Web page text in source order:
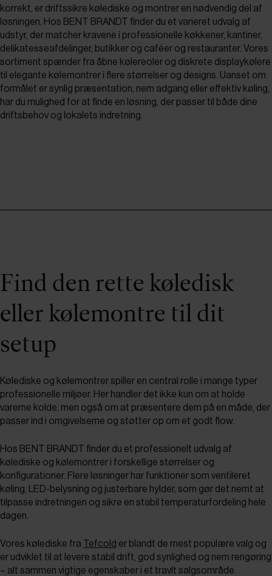
korrekt, er driftssikre kølediske og montrer en nødvendig del af
løsningen. Hos BENT BRANDT finder du et varieret udvalg af
udstyr, der matcher kravene i professionelle køkkener, kantiner,
delikatesseafdelinger, butikker og caféer og restauranter. Vores
sortiment spænder fra åbne kølereoler og diskrete displaykølere
til elegante kølemontrer i flere størrelser og designs. Uanset om
formålet er synlig præsentation, nem adgang eller effektiv køling,
har du mulighed for at finde en løsning, der passer til både dine
driftsbehov og lokalets indretning.
Find den rette køledisk
eller kølemontre til dit
setup
Kølediske og kølemontrer spiller en central rolle i mange typer
professionelle miljøer. Her handler det ikke kun om at holde
varerne kolde, men også om at præsentere dem på en måde, der
passer ind i omgivelserne og støtter op om et godt flow.
Hos BENT BRANDT finder du et professionelt udvalg af
kølediske og kølemontrer i forskellige størrelser og
konfigurationer. Flere løsninger har funktioner som ventileret
køling, LED-belysning og justerbare hylder, som gør det nemt at
tilpasse indretningen og sikre en stabil temperaturfordeling hele
dagen.
Vores kølediske fra Tefcold er blandt de mest populære valg og
er udviklet til at levere stabil drift, god synlighed og nem rengøring
– alt sammen vigtige egenskaber i et travlt salgsområde.